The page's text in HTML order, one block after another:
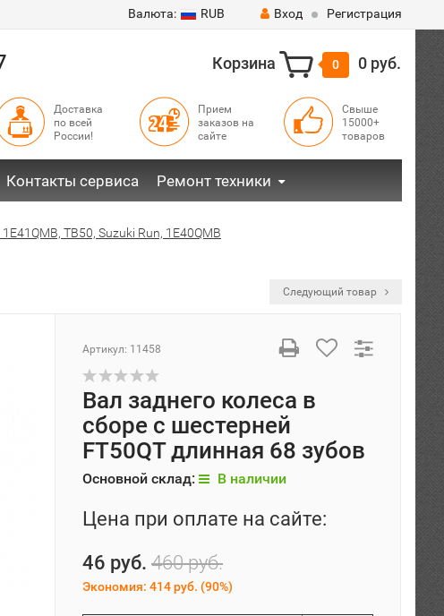
Валюта: RUB Вход Регистрация
Корзина 0 0 руб.
Доставка
по всей
России!
Прием
заказов на
сайте
Свыше
15000+
товаров
Контакты сервиса Ремонт техники
TB50, Suzuki Run, 1E40QMB
Следующий товар
Артикул: 11458
Вал заднего колеса в
сборе с шестерней
FT50QT длинная 68 зубов
Основной склад: В наличии
Цена при оплате на сайте:
46 руб. 460 руб.
Экономия: 414 руб. (90%)